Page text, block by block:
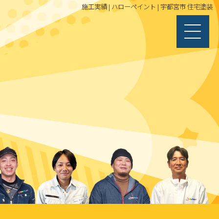
施工実績 | ハローペイント | 宇都宮市 住宅塗装